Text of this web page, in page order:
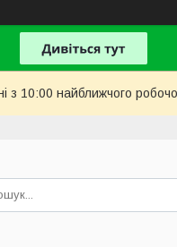
з 10:00 найближчого